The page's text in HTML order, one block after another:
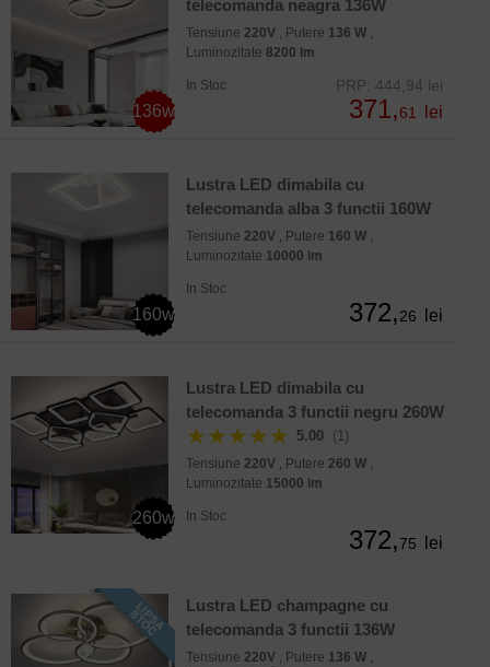
136w
telecomanda neagra 136W
Tensiune 220V , Putere 136 W ,
Luminozitate 8200 lm
In Stoc PRP: 444,94 lei
371,61 lei
160w
Lustra LED dimabila cu
telecomanda alba 3 functii 160W
Tensiune 220V , Putere 160 W ,
Luminozitate 10000 lm
In Stoc
372,26 lei
260w
Lustra LED dimabila cu
telecomanda 3 functii negru 260W
★★★★★ 5.00 (1)
Tensiune 220V , Putere 260 W ,
Luminozitate 15000 lm
In Stoc
372,75 lei
Lustra LED champagne cu
telecomanda 3 functii 136W
Tensiune 220V , Putere 136 W ,